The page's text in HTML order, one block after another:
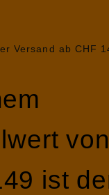
Versand ab CHF
von
ist